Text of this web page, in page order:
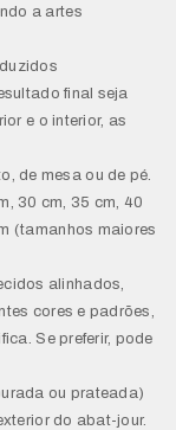
a artes
final seja
e o interior, as
de mesa ou de pé.
30 cm, 35 cm, 40
(tamanhos maiores
alinhados,
cores e padrões,
Se preferir, pode
ou prateada)
do abat-jour.